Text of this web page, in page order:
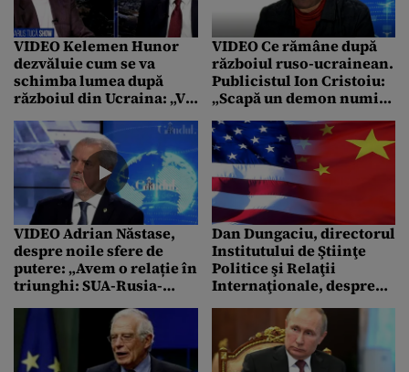
VIDEO Kelemen Hunor
dezvăluie cum se va
schimba lumea după
războiul din Ucraina: „Va
mondială. Trebuie să fim
atenți la China, dincolo
de Rusia”
VIDEO Ce rămâne după
războiul ruso-ucrainean.
Publicistul Ion Cristoiu:
„Scapă un demon numit
VIDEO Adrian Năstase,
despre noile sfere de
putere: „Avem o relație în
triunghi: SUA-Rusia-
Dan Dungaciu, directorul
Institutului de Ştiinţe
Politice şi Relaţii
Internaţionale, despre
impusă de SUA și China:
”România trebuie să își
aleagă tabăra!”